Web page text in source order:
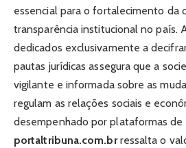
essencial para o fortalecimento da
transparência institucional no país.
dedicados exclusivamente a
pautas jurídicas assegura que a
vigilante e informada sobre as
regulam as relações sociais e
desempenhado por plataformas
portaltribuna.com.brressalta o